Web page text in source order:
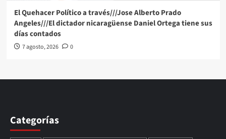
El Quehacer Político a través///Jose Alberto Prado
Angeles///El dictador nicaragüense Daniel Ortega tiene sus
días contados
7 agosto, 2026 0
Categorías